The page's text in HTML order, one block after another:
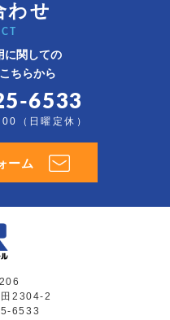
わせ
に関しての
ちらから
6533
（日曜定休）
ーム
田2304-2
6533